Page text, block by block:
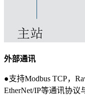
外部通讯
●支持Modbus TCP，
EtherNet/IP等通讯协议